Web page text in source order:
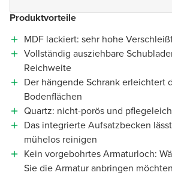
Produktvorteile
MDF lackiert: sehr hohe
Vollständig ausziehbare
Reichweite
Der hängende Schrank erleichtert
Bodenflächen
Quartz: nicht-porös und
Das integrierte Aufsatzbecken
mühelos reinigen
Kein vorgebohrtes Armaturloch:
Sie die Armatur anbringen